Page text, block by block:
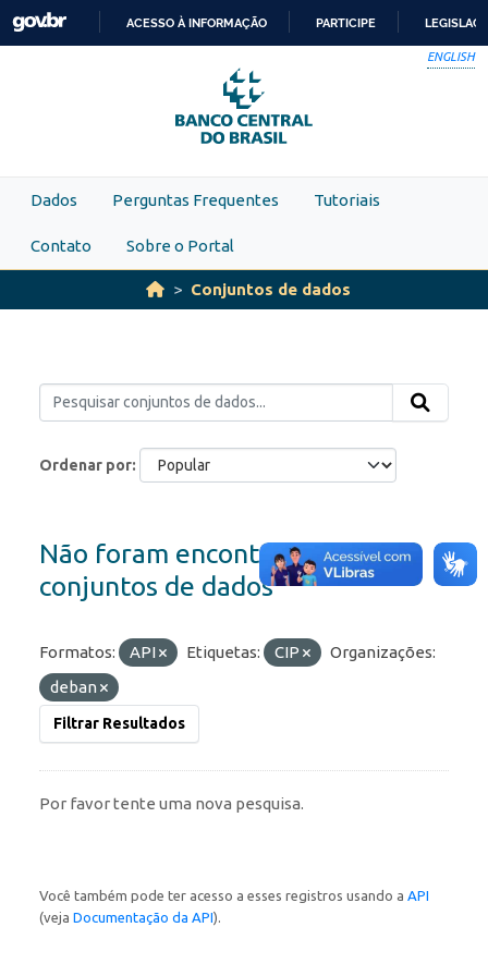
Skip to main content
PARA
O
CONTEÚDO
ACESSO À INFORMAÇÃO PARTICIPE
ENGLISH
Dados Perguntas Frequentes Tutoriais
Contato Sobre o Portal
Conjuntos de dados
Ordenar por
Não foram encontrados
conjuntos de dados
Formatos: API Etiquetas: CIP
Organizações:
deban
Filtrar Resultados
Por favor tente uma nova pesquisa.
Você também pode ter acesso a esses registros usando a API
(veja Documentação da API).